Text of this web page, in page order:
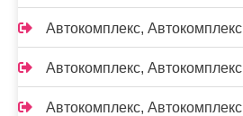
Автокомплекс, Автокомплекс
Автокомплекс, Автокомплекс
Автокомплекс, Автокомплекс